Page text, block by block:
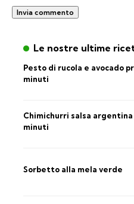
Le nostre ultime
Pesto di rucola e avocado
minuti
Chimichurri salsa
minuti
Sorbetto alla mela verde